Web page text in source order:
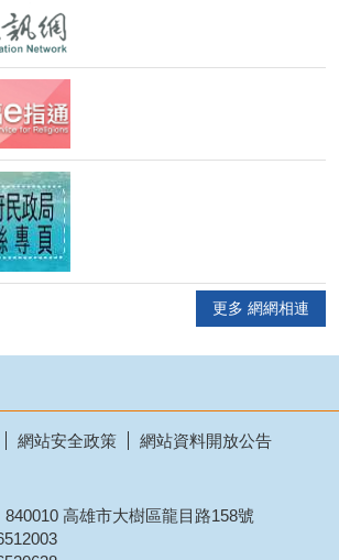
更多 網網相連
網站安全政策
網站資料開放公告
高雄市大樹區龍目路158號